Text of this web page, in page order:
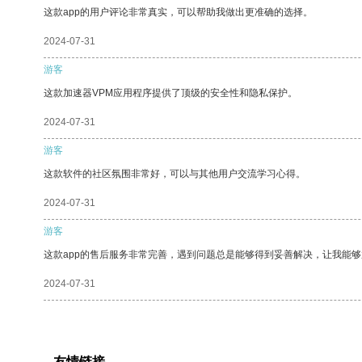
这款app的用户评论非常真实，可以帮助我做出更准确的选择。
2024-07-31
游客
这款加速器VPM应用程序提供了顶级的安全性和隐私保护。
2024-07-31
游客
这款软件的社区氛围非常好，可以与其他用户交流学习心得。
2024-07-31
游客
这款app的售后服务非常完善，遇到问题总是能够得到妥善解决，让我能够
2024-07-31